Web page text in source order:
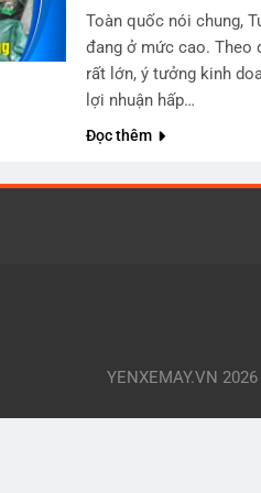
Toàn quốc nói chung,
đang ở mức cao. Theo
rất lớn, ý tưởng kinh
lợi nhuận hấp…
Đọc thêm
YENXEMAY.VN